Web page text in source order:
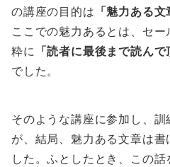
の講座の目的は 「魅力ある
ここでの魅力あるとは、セ
粋に 「読者に最後まで読んで
でした。
そのような講座に参加し、
が、結局、魅力ある文章は書
した。ふとしたとき、この